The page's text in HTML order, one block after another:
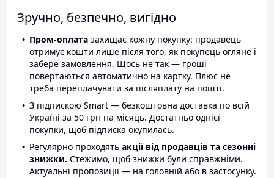
Зручно, безпечно, вигідно
Пром-оплата захищає кожну покупку: продавець
отримує кошти лише після того, як покупець огляне і
забере замовлення. Щось не так — гроші
повертаються автоматично на картку. Плюс не
треба переплачувати за післяплату на пошті.
З підпискою Smart — безкоштовна доставка по всій
Україні за 50 грн на місяць. Достатньо однієї
покупки, щоб підписка окупилась.
Регулярно проходять акції від продавців та сезонні
знижки. Стежимо, щоб знижки були справжніми.
Актуальні пропозиції — на головній або в застосунку.